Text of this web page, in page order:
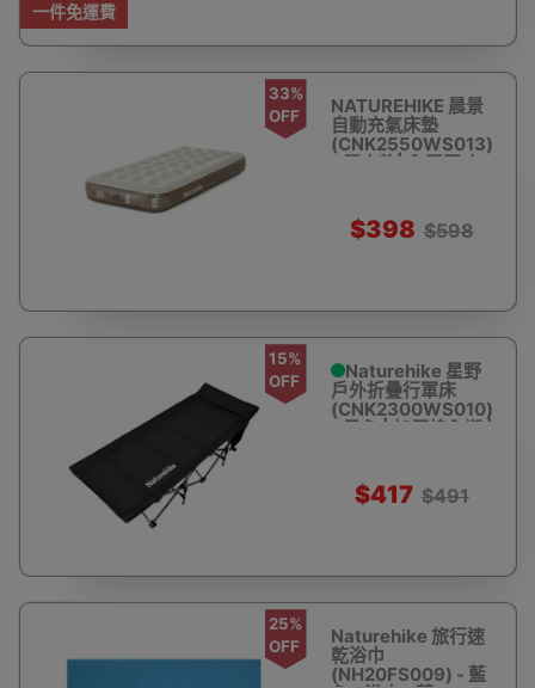
一件免運費
33%
OFF
NATUREHIKE 晨景
自動充氣床墊
(CNK2550WS013)
- 單人款| 內置泵 布
$398 $598
15%
OFF
Naturehike 星野
戶外折疊行軍床
(CNK2300WS010)
- 黑色 | 加厚棉內襯 |
$417 $491
25%
OFF
Naturehike 旅行速
乾浴巾
(NH20FS009) - 藍